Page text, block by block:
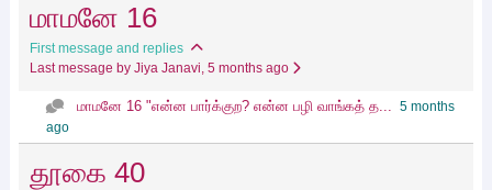
மாமனே 16
First message and replies
Last message by Jiya Janavi, 5 months ago
மாமனே 16 "என்ன பார்க்குற? என்ன பழி வாங்கத் த... 5 months
ago
தூகை 40